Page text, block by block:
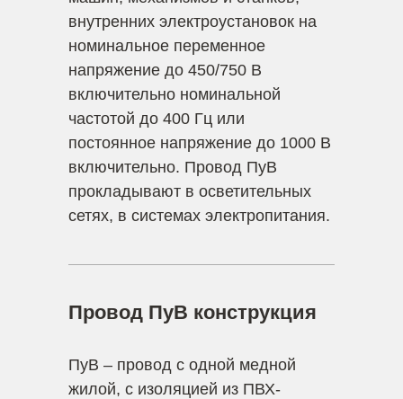
внутренних электроустановок на
номинальное переменное
напряжение до 450/750 В
включительно номинальной
частотой до 400 Гц или
постоянное напряжение до 1000 В
включительно. Провод ПуВ
прокладывают в осветительных
сетях, в системах электропитания.
Провод ПуВ конструкция
ПуВ – провод с одной медной
жилой, с изоляцией из ПВХ-